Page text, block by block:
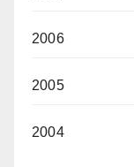
2006
2005
2004